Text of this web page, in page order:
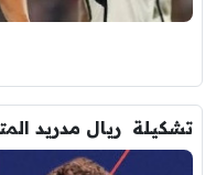
تشكيلة ريال مدريد